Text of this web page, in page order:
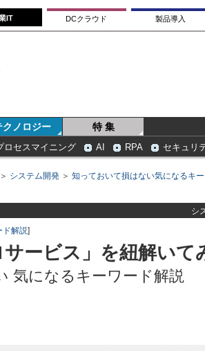
IT DCクラウド 製品導入
クノロジー 特 集
ロセスマイニング AI RPA セキュリ
＞ システム開発 ＞ 知っておいて損はない気になるキ
シ
ド解説]
ービス」を紐解いて
気になるキーワード解説